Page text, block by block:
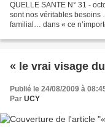
QUELLE SANTE N° 31 -
sont nos véritables besoins
familial… dans « ce
« le vrai visage
Publié le 24/08/2009 à
Par UCY